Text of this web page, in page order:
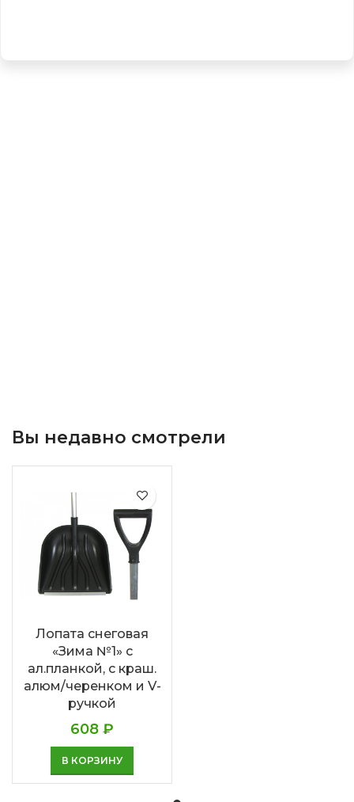
Вы недавно смотрели
Лопата снеговая
«Зима №1» с
ал.планкой, с краш.
алюм/черенком и V-
ручкой
608 ₽
В КОРЗИНУ